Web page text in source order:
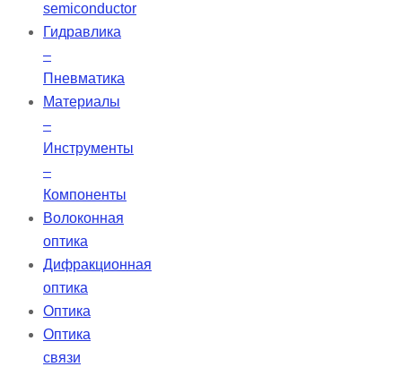
semiconductor
Гидравлика
–
Пневматика
Материалы
–
Инструменты
–
Компоненты
Волоконная
оптика
Дифракционная
оптика
Оптика
Оптика
связи